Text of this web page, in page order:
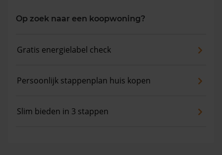
Op zoek naar een koopwoning?
Gratis energielabel check
Persoonlijk stappenplan huis kopen
Slim bieden in 3 stappen